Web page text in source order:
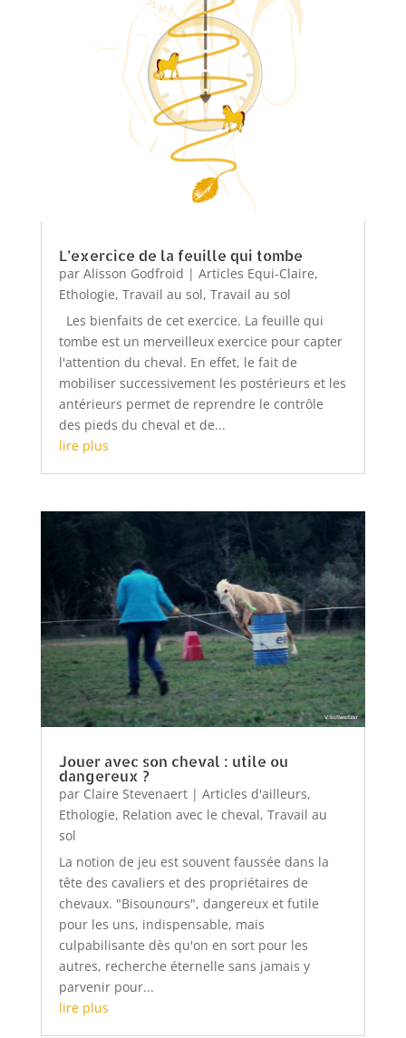
L’exercice de la feuille qui tombe
par Alisson Godfroid | Articles Equi-Claire,
Ethologie, Travail au sol, Travail au sol
Les bienfaits de cet exercice. La feuille qui
tombe est un merveilleux exercice pour capter
l'attention du cheval. En effet, le fait de
mobiliser successivement les postérieurs et les
antérieurs permet de reprendre le contrôle
des pieds du cheval et de...
lire plus
Jouer avec son cheval : utile ou
dangereux ?
par Claire Stevenaert| Articles d'ailleurs,
Ethologie, Relation avec le cheval, Travail au
sol
La notion de jeu est souvent faussée dans la
tête des cavaliers et des propriétaires de
chevaux. "Bisounours", dangereux et futile
pour les uns, indispensable, mais
culpabilisante dès qu'on en sort pour les
autres, recherche éternelle sans jamais y
parvenir pour...
lire plus